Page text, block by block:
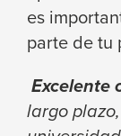
es
parte de tu
Excelente
largo